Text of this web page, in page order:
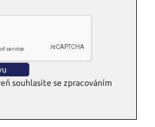
souhlasíte se zpracováním